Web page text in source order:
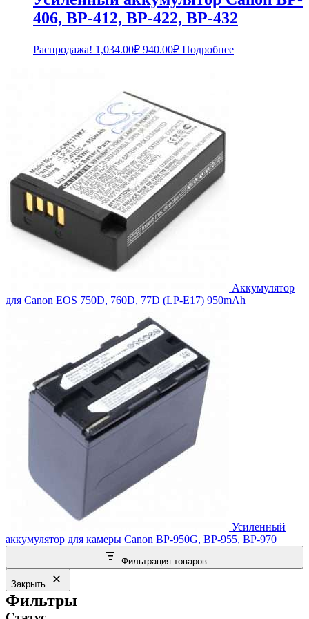
406, BP-412, BP-422, BP-432
Распродажа! 1,034.00₽ Первоначальная
940.00₽Текущая
цена:
Подробнее
Аккумулятор
для Canon EOS 750D, 760D, 77D (LP-E17) 950mAh
Усиленный
аккумулятор для камеры Canon BP-950G, BP-955, BP-970
Фильтрация товаров
Закрыть
Фильтры